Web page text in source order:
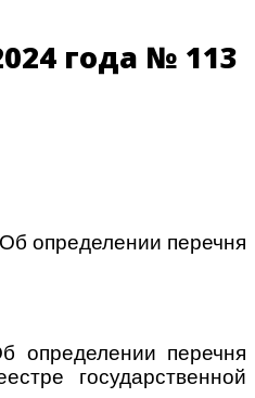
года № 113
определении перечня
определении перечня
государственной